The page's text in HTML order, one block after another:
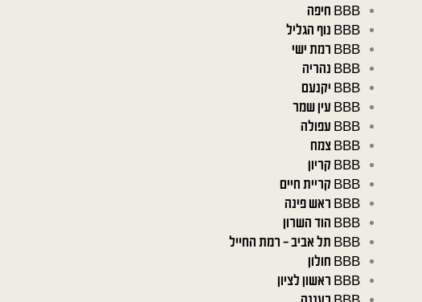
BBB חיפה
BBB נוף הגליל
BBB רמת ישי
BBB נהריה
BBB יקנעם
BBB עין שמר
BBB עפולה
BBB צמח
BBB קריון
BBB קריית חיים
BBB ראש פינה
BBB הוד השרון
BBB תל אביב – רמת החייל
BBB חולון
BBB ראשון לציון